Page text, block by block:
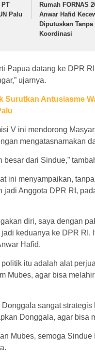
PT
Palu
Rumah FORNAS
Anwar Hafid
Diputuskan Tanpa
Koordinasi
Papua datang ke DPR
ujarnya.
Surutkan Antusiasme
V ini mendorong
mengatasnamakan
besar dari Sindue,”
ini menyampaikan,
jadi Anggota DPR RI,
diri, saya dengan
keduanya ke DPR RI.
Hafid.
politik itu adalah alat
Mubes, agar bisa
sangat
Donggala, agar bisa
Mubes, semoga